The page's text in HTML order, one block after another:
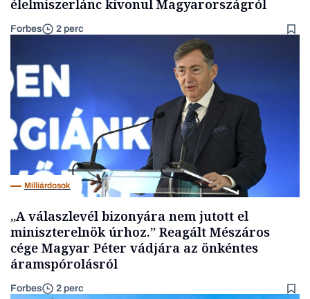
élelmiszerlánc kivonul Magyarországról
Forbes 2 perc
Milliárdosok
„A válaszlevél bizonyára nem jutott el
miniszterelnök úrhoz.” Reagált Mészáros
cége Magyar Péter vádjára az önkéntes
áramspórolásról
Forbes 2 perc